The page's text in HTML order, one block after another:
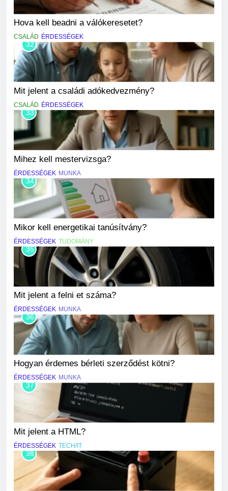
Hova kell beadni a válókeresetet?
CSALÁD ÉRDESSÉGEK
32
Mit jelent a családi adókedvezmény?
CSALÁD ÉRDESSÉGEK
33
Mihez kell mestervizsga?
ÉRDESSÉGEK MUNKA
34
Mikor kell energetikai tanúsítvány?
ÉRDESSÉGEK TUDOMÁNY
35
Mit jelent a felni et száma?
ÉRDESSÉGEK MUNKA
36
Hogyan érdemes bérleti szerződést kötni?
ÉRDESSÉGEK MUNKA
37
Mit jelent a HTML?
ÉRDESSÉGEK TECH/IT
38